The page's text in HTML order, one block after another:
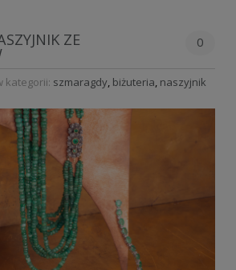
ZE 0
kategorii: szmaragdy, biżuteria, naszyjnik